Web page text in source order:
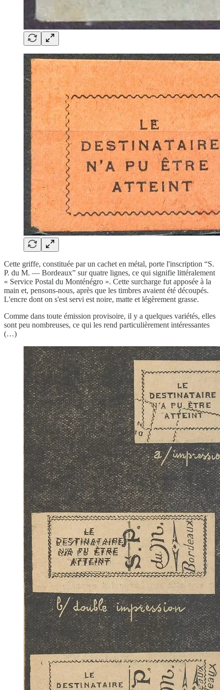
Cette griffe, constituée par un cachet en métal, porte l'inscription “S.
P. du M. — Bordeaux” sur quatre lignes, ce qui signifie littéralement
« Service Postal du Monténégro ». Cette surcharge fut apposée à la
main et, pensons-nous, après que les timbres avaient été découpés.
L'encre dont on s'est servi est noire, matte et légèrement grasse.
Comme dans toute émission provisoire, il y a quelques variétés, elles
sont peu nombreuses, ce qui les rend particulièrement intéressantes
(…)